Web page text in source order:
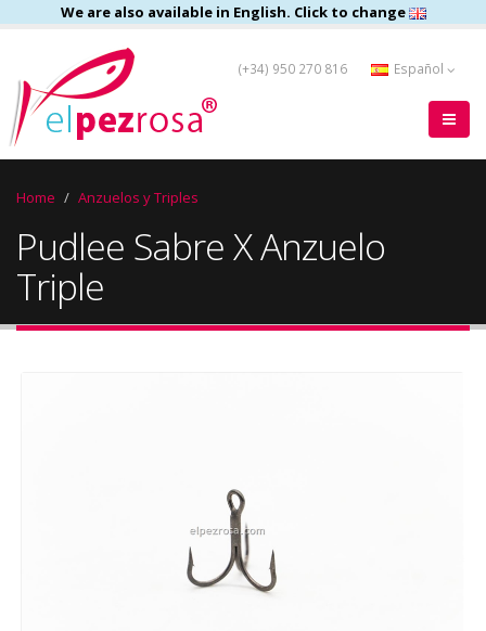
We are also available in English. Click to change
(+34) 950 270 816 Español
Home Anzuelos y Triples
Pudlee Sabre X Anzuelo
Triple